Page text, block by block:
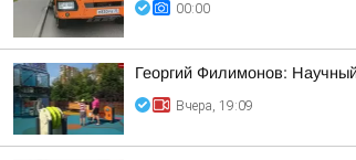
00:00
Георгий Филимонов:
Вчера, 19:09